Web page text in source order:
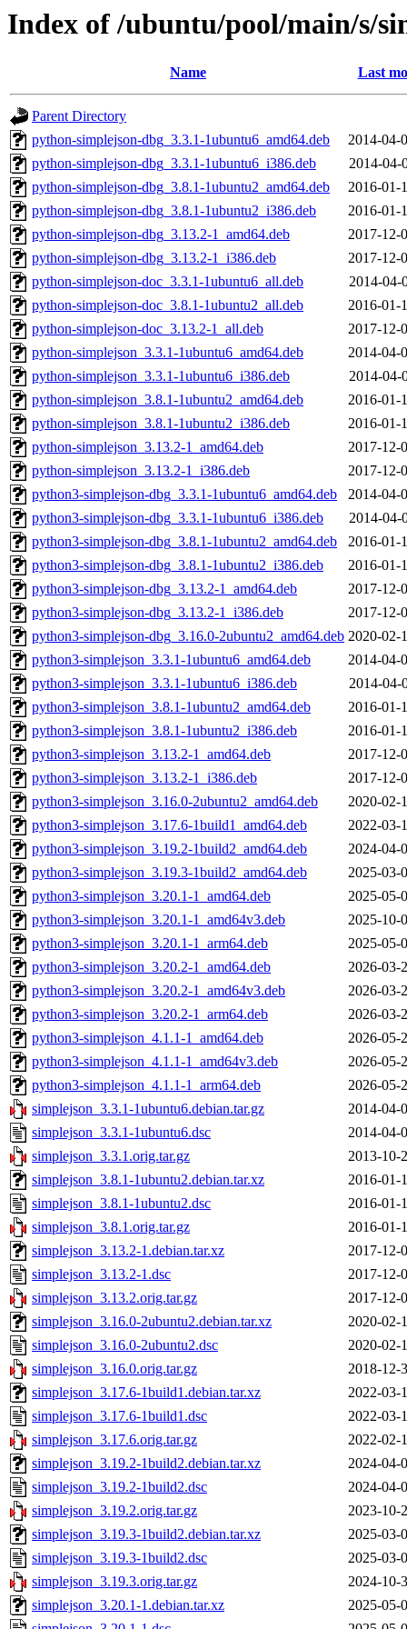
Index of /ubuntu/pool/main/s/
Name Last
Parent Directory
python-simplejson-dbg_3.3.1-1ubuntu6_amd64.deb
2014-04-
python-simplejson-dbg_3.3.1-1ubuntu6_i386.deb
2014-04-
python-simplejson-dbg_3.8.1-1ubuntu2_amd64.deb
2016-01-
python-simplejson-dbg_3.8.1-1ubuntu2_i386.deb
2016-01-
python-simplejson-dbg_3.13.2-1_amd64.deb
2017-12-
python-simplejson-dbg_3.13.2-1_i386.deb
2017-12-
python-simplejson-doc_3.3.1-1ubuntu6_all.deb
2014-04-
python-simplejson-doc_3.8.1-1ubuntu2_all.deb
2016-01-
python-simplejson-doc_3.13.2-1_all.deb
2017-12-
python-simplejson_3.3.1-1ubuntu6_amd64.deb
2014-04-
python-simplejson_3.3.1-1ubuntu6_i386.deb
2014-04-
python-simplejson_3.8.1-1ubuntu2_amd64.deb
2016-01-
python-simplejson_3.8.1-1ubuntu2_i386.deb
2016-01-
python-simplejson_3.13.2-1_amd64.deb
2017-12-
python-simplejson_3.13.2-1_i386.deb
2017-12-
python3-simplejson-dbg_3.3.1-1ubuntu6_amd64.deb
2014-04-
python3-simplejson-dbg_3.3.1-1ubuntu6_i386.deb
2014-04-
python3-simplejson-dbg_3.8.1-1ubuntu2_amd64.deb
2016-01-
python3-simplejson-dbg_3.8.1-1ubuntu2_i386.deb
2016-01-
python3-simplejson-dbg_3.13.2-1_amd64.deb
2017-12-
python3-simplejson-dbg_3.13.2-1_i386.deb
2017-12-
python3-simplejson-dbg_3.16.0-2ubuntu2_amd64.deb 2020-02-
python3-simplejson_3.3.1-1ubuntu6_amd64.deb
2014-04-
python3-simplejson_3.3.1-1ubuntu6_i386.deb
2014-04-
python3-simplejson_3.8.1-1ubuntu2_amd64.deb
2016-01-
python3-simplejson_3.8.1-1ubuntu2_i386.deb
2016-01-
python3-simplejson_3.13.2-1_amd64.deb
2017-12-
python3-simplejson_3.13.2-1_i386.deb
2017-12-
python3-simplejson_3.16.0-2ubuntu2_amd64.deb
2020-02-
python3-simplejson_3.17.6-1build1_amd64.deb
2022-03-
python3-simplejson_3.19.2-1build2_amd64.deb
2024-04-
python3-simplejson_3.19.3-1build2_amd64.deb
2025-03-
python3-simplejson_3.20.1-1_amd64.deb
2025-05-
python3-simplejson_3.20.1-1_amd64v3.deb
2025-10-
python3-simplejson_3.20.1-1_arm64.deb
2025-05-
python3-simplejson_3.20.2-1_amd64.deb
2026-03-
python3-simplejson_3.20.2-1_amd64v3.deb
2026-03-
python3-simplejson_3.20.2-1_arm64.deb
2026-03-
python3-simplejson_4.1.1-1_amd64.deb
2026-05-
python3-simplejson_4.1.1-1_amd64v3.deb
2026-05-
python3-simplejson_4.1.1-1_arm64.deb
2026-05-
simplejson_3.3.1-1ubuntu6.debian.tar.gz
2014-04-
simplejson_3.3.1-1ubuntu6.dsc
2014-04-
simplejson_3.3.1.orig.tar.gz
2013-10-
simplejson_3.8.1-1ubuntu2.debian.tar.xz
2016-01-
simplejson_3.8.1-1ubuntu2.dsc
2016-01-
simplejson_3.8.1.orig.tar.gz
2016-01-
simplejson_3.13.2-1.debian.tar.xz
2017-12-
simplejson_3.13.2-1.dsc
2017-12-
simplejson_3.13.2.orig.tar.gz
2017-12-
simplejson_3.16.0-2ubuntu2.debian.tar.xz
2020-02-
simplejson_3.16.0-2ubuntu2.dsc
2020-02-
simplejson_3.16.0.orig.tar.gz
2018-12-
simplejson_3.17.6-1build1.debian.tar.xz
2022-03-
simplejson_3.17.6-1build1.dsc
2022-03-
simplejson_3.17.6.orig.tar.gz
2022-02-
simplejson_3.19.2-1build2.debian.tar.xz
2024-04-
simplejson_3.19.2-1build2.dsc
2024-04-
simplejson_3.19.2.orig.tar.gz
2023-10-
simplejson_3.19.3-1build2.debian.tar.xz
2025-03-
simplejson_3.19.3-1build2.dsc
2025-03-
simplejson_3.19.3.orig.tar.gz
2024-10-
simplejson_3.20.1-1.debian.tar.xz
2025-05-